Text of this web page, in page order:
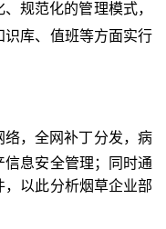
规范化的管理模式，
识库、值班等方面实行
，全网补丁分发，病
息安全管理；同时通
以此分析烟草企业部